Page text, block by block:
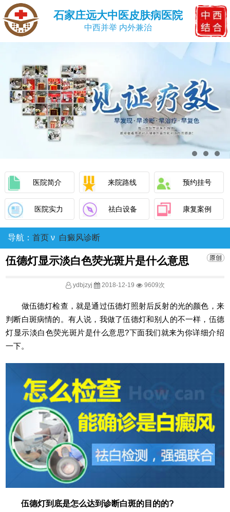
石家庄远大中医皮肤病医院
中西并举 内外兼治
医院简介 来院路线 预约挂号
医院实力 祛白设备 康复案例
导航： 首页 ν 白癜风诊断
伍德灯显示淡白色荧光斑片是什么意思
ydbjzyj 2018-12-19 9609次
做伍德灯检查，就是通过伍德灯照射后反射的光的颜色，来
判断白斑病情的。有人说，我做了伍德灯和别人的不一样，伍德
灯显示淡白色荧光斑片是什么意思?下面我们就来为你详细介绍
一下。
伍德灯到底是怎么达到诊断白斑的目的的?